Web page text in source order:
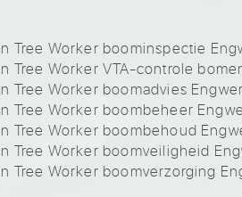
Tree Worker boominspectie
Tree Worker VTA-controle
Tree Worker boomadvies
Tree Worker boombeheer
Tree Worker boombehoud
Tree Worker boomveiligheid
Tree Worker boomverzorging